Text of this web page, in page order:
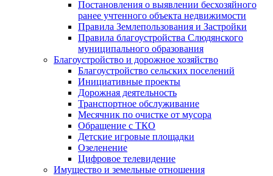
Постановления о выявлении бесхозяйного
ранее учтенного объекта недвижимости
Правила Землепользования и Застройки
Правила благоустройства Слюдянского
муниципального образования
Благоустройство и дорожное хозяйство
Благоустройство сельских поселений
Инициативные проекты
Дорожная деятельность
Транспортное обслуживание
Месячник по очистке от мусора
Обращение с ТКО
Детские игровые площадки
Озеленение
Цифровое телевидение
Имущество и земельные отношения